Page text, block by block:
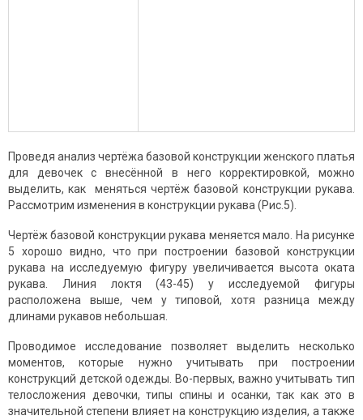
Проведя анализ чертёжа базовой конструкции женского платья
для девочек с внесённой в него корректировкой, можно
выделить, как меняться чертёж базовой конструкции рукава.
Рассмотрим изменения в конструкции рукава (Рис.5).
Чертёж базовой конструкции рукава меняется мало. На рисунке
5 хорошо видно, что при построении базовой конструкции
рукава на исследуемую фигуру увеличивается высота оката
рукава. Линия локтя (43-45) у исследуемой фигуры
расположена выше, чем у типовой, хотя разница между
длинами рукавов небольшая.
Проводимое исследование позволяет выделить несколько
моментов, которые нужно учитывать при построении
конструкций детской одежды. Во-первых, важно учитывать тип
телосложения девочки, типы спины и осанки, так как это в
значительной степени влияет на конструкцию изделия, а также